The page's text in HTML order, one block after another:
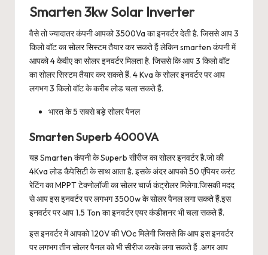
Smarten 3kw Solar Inverter
वैसे तो ज्यादातर कंपनी आपको 3500Va का इनवर्टर देती है. जिससे आप 3
किलो वॉट का सोलर सिस्टम तैयार कर सकते हैं लेकिन smarten कंपनी में
आपको 4 केवीए का सोलर इनवर्टर मिलता है. जिससे कि आप 3 किलो वॉट
का सोलर सिस्टम तैयार कर सकते हैं. 4 Kva के सोलर इनवर्टर पर आप
लगभग 3 किलो वॉट के करीब लोड चला सकते हैं.
भारत के 5 सबसे बड़े सोलर पैनल
Smarten Superb 4000VA
यह Smarten कंपनी के Superb सीरीज का सोलर इनवर्टर है.जो की
4Kva लोड कैपेसिटी के साथ आता है. इसके अंदर आपको 50 एंपियर करंट
रेटिंग का MPPT टेक्नोलॉजी का सोलर चार्ज कंट्रोलर मिलेगा.जिसकी मदद
से आप इस इनवर्टर पर लगभग 3500w के सोलर पैनल लगा सकते हैं.इस
इनवर्टर पर आप 1.5 Ton का इनवर्टर एयर कंडीशनर भी चला सकते हैं.
इस इनवर्टर में आपको 120V की VOc मिलेगी जिससे कि आप इस इनवर्टर
पर लगभग तीन सोलर पैनल को भी सीरीज करके लगा सकते हैं .अगर आप